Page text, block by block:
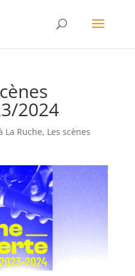
2024
La Ruche, Les scènes